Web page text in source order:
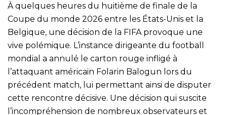
À quelques heures du huitième de finale de la
Coupe du monde 2026 entre les États-Unis et la
Belgique, une décision de la FIFA provoque une
vive polémique. L’instance dirigeante du football
mondial a annulé le carton rouge infligé à
l’attaquant américain Folarin Balogun lors du
précédent match, lui permettant ainsi de disputer
cette rencontre décisive. Une décision qui suscite
l’incompréhension de nombreux observateurs et